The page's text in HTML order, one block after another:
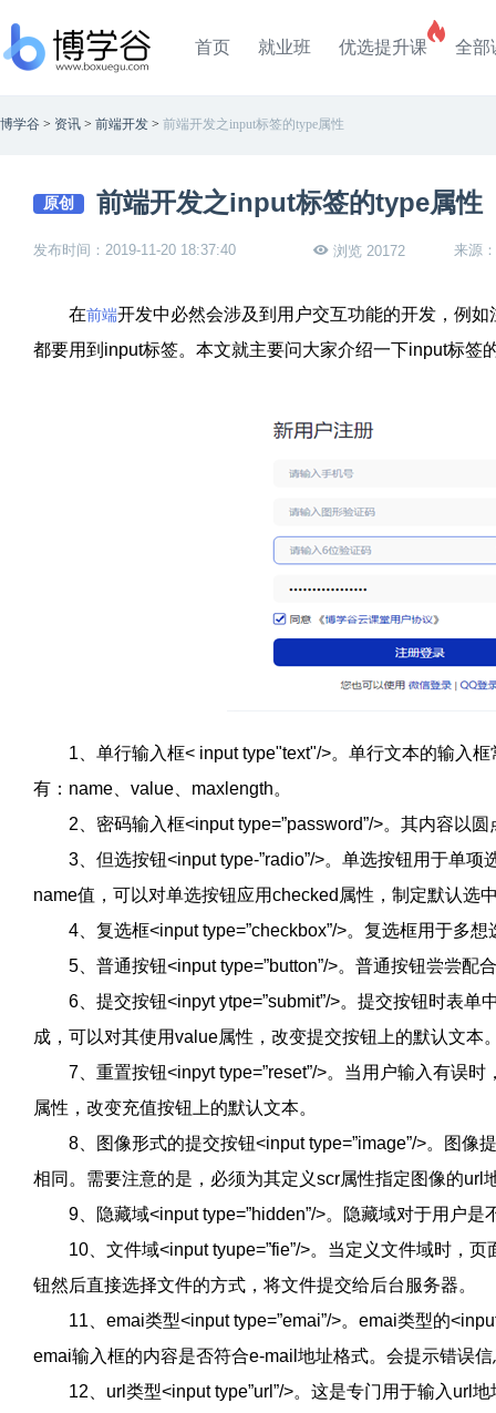
首页 就业班 优选提升课 全部
博学谷 > 资讯 > 前端开发 > 前端开发之input标签的type属性
原创 前端开发之input标签的type属性
发布时间：2019-11-20 18:37:40 浏览 20172 来源
在前端开发中必然会涉及到用户交互功能的开发，例
都要用到input标签。本文就主要问大家介绍一下input标签
1、单行输入框< input type"text"/>。单行文本的输入框
有：name、value、maxlength。
2、密码输入框<input type=”password”/>。其内容以圆
3、但选按钮<input type-”radio”/>。单选按钮用于单项
name值，可以对单选按钮应用checked属性，制定默认选
4、复选框<input type=”checkbox”/>。复选框用于多想
5、普通按钮<input type=”button”/>。普通按钮尝尝配
6、提交按钮<inpyt ytpe=”submit”/>。提交按钮时表单
成，可以对其使用value属性，改变提交按钮上的默认文本
7、重置按钮<inpyt type=”reset”/>。当用户输入有误时
属性，改变充值按钮上的默认文本。
8、图像形式的提交按钮<input type=”image”/>。图像
相同。需要注意的是，必须为其定义scr属性指定图像的url
9、隐藏域<input type=”hidden”/>。隐藏域对于用户是
10、文件域<input tyupe=”fie”/>。当定义文件域时，页
钮然后直接选择文件的方式，将文件提交给后台服务器。
11、emai类型<input type=”emai”/>。emai类型的
emai输入框的内容是否符合e-mail地址格式。会提示错误
12、url类型<input type”url”/>。这是专门用于输入url地